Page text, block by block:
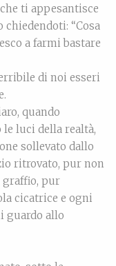
ti appesantisce
“Cosa
a farmi bastare
di noi esseri
quando
le luci della realtà,
sollevato dallo
ritrovato, pur non
graffio, pur
cicatrice e ogni
guardo allo